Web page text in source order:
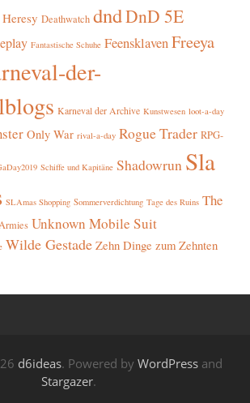
Deathwatch dndDnD 5E
Fantastische Schuhe FeensklavenFreeya
der-
Karneval der Archive Kunstwesen loot-a-day
Only War rival-a-day Rogue Trader RPG-
Schiffe und Kapitäne Shadowrun Sla
SLAmas Shopping Sommerverdichtung Tage des Ruins The
Unknown Mobile Suit
Wilde Gestade Zehn Dinge zum Zehnten
d6ideas. Powered by WordPress and
Stargazer.